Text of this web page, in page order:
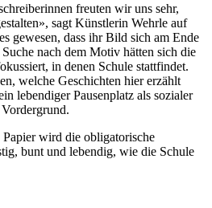
freuten wir uns sehr,
sagt Künstlerin Wehrle auf
gewesen, dass ihr Bild sich am Ende
nach dem Motiv hätten sich die
in denen Schule stattfindet.
welche Geschichten hier erzählt
lebendiger Pausenplatz als sozialer
wird die obligatorische
bunt und lebendig, wie die Schule